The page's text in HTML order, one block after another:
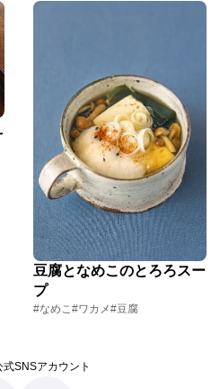
豆腐となめこのとろろスー
プ
#なめこ #ワカメ#豆腐
SNSアカウント